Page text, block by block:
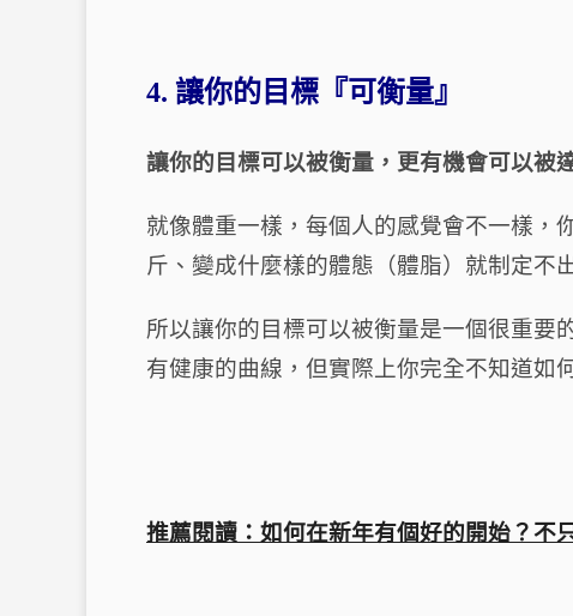
4. 讓你的目標『可衡量』
讓你的目標可以被衡量，更有機會可以被
就像體重一樣，每個人的感覺會不一樣，
斤、變成什麼樣的體態（體脂）就制定不
所以讓你的目標可以被衡量是一個很重要
有健康的曲線，但實際上你完全不知道如
推薦閱讀：如何在新年有個好的開始？不